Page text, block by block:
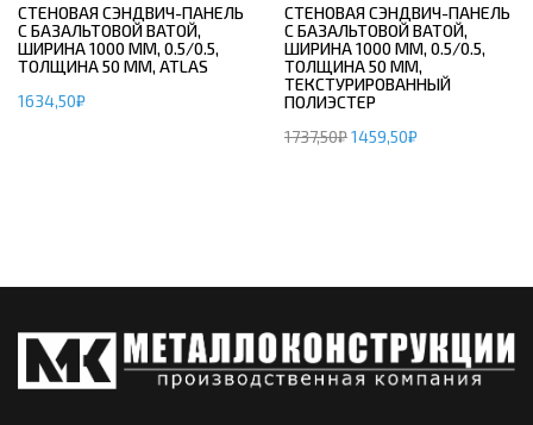
СТЕНОВАЯ СЭНДВИЧ-ПАНЕЛЬ
С БАЗАЛЬТОВОЙ ВАТОЙ,
ШИРИНА 1000 ММ, 0.5/0.5,
ТОЛЩИНА 50 ММ, ATLAS
1634,50₽
СТЕНОВАЯ СЭНДВИЧ-ПАНЕЛЬ
С БАЗАЛЬТОВОЙ ВАТОЙ,
ШИРИНА 1000 ММ, 0.5/0.5,
ТОЛЩИНА 50 ММ,
ТЕКСТУРИРОВАННЫЙ
ПОЛИЭСТЕР
1737,50₽1459,50₽